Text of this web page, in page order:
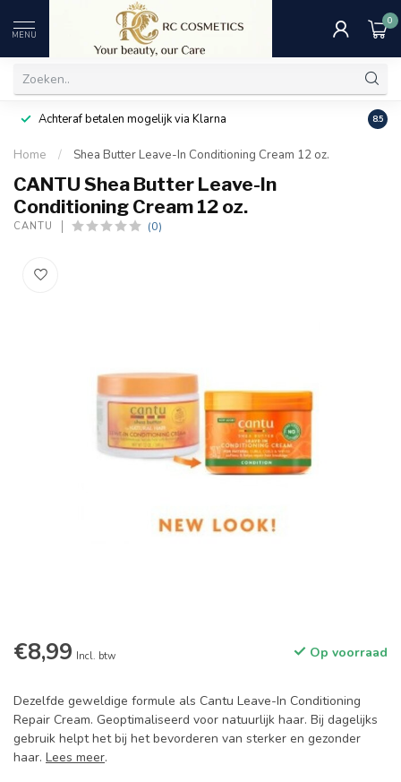
MENU
0
Achteraf betalen mogelijk via Klarna 8.5
Home / Shea Butter Leave-In Conditioning Cream 12 oz.
CANTU Shea Butter Leave-In
Conditioning Cream 12 oz.
CANTU (0)
€8,99 Incl. btw Op voorraad
Dezelfde geweldige formule als Cantu Leave-In Conditioning
Repair Cream. Geoptimaliseerd voor natuurlijk haar. Bij dagelijks
gebruik helpt het bij het bevorderen van sterker en gezonder
haar. Lees meer.